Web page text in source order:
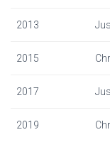
2013
2015
2017
2019